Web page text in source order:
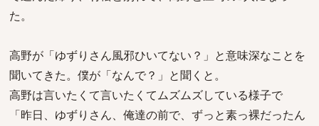
た。
高野が「ゆずりさん風邪ひいてない？」と意味深なことを
聞いてきた。僕が「なんで？」と聞くと。
高野は言いたくて言いたくてムズムズしている様子で
「昨日、ゆずりさん、俺達の前で、ずっと素っ裸だったん